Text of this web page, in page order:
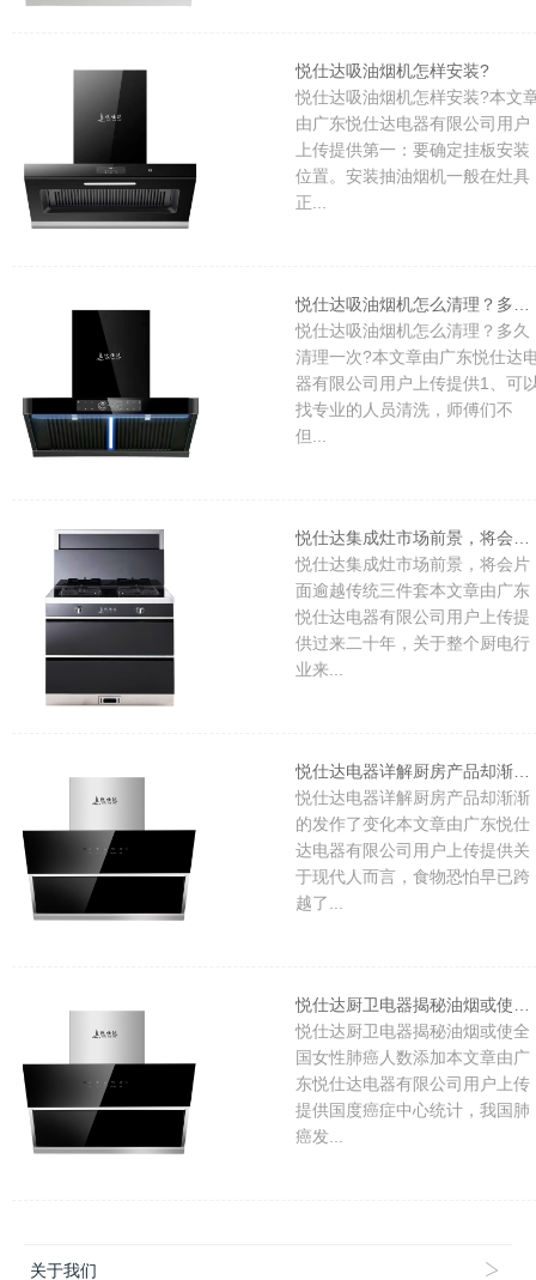
悦仕达吸油烟机怎样安装?
悦仕达吸油烟机怎样安装?本文
由广东悦仕达电器有限公司用户
上传提供第一：要确定挂板安装
位置。安装抽油烟机一般在灶具
正...
悦仕达吸油烟机怎么清理？多久
清理一次?本文章由广东悦仕达
器有限公司用户上传提供1、可
找专业的人员清洗，师傅们不
但...
悦仕达集成灶市场前景，将会片
面逾越传统三件套本文章由广东
悦仕达电器有限公司用户上传提
供过来二十年，关于整个厨电行
业来...
悦仕达电器详解厨房产品却渐渐
的发作了变化本文章由广东悦仕
达电器有限公司用户上传提供关
于现代人而言，食物恐怕早已跨
越了...
悦仕达厨卫电器揭秘油烟或使全
国女性肺癌人数添加本文章由广
东悦仕达电器有限公司用户上传
提供国度癌症中心统计，我国肺
癌发...
关于我们